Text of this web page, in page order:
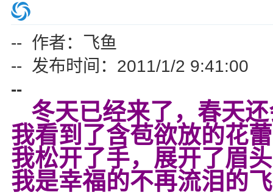
-- 作者：飞鱼
-- 发布时间：2011/1/2 9:41:00
--
冬天已经来了，春天
我看到了含苞欲放的花
我松开了手，展开了眉
我是幸福的不再流泪的